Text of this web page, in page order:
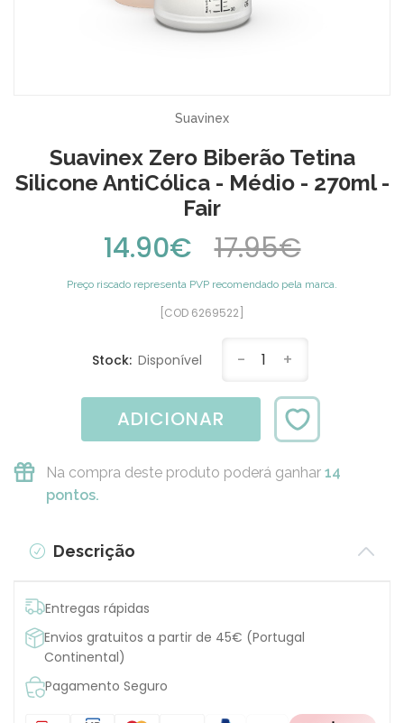
Suavinex
Suavinex Zero Biberão Tetina
Silicone AntiCólica - Médio - 270ml -
Fair
14.90€ 17.95€
Preço riscado representa PVP recomendado pela marca.
[COD 6269522]
Stock: Disponível - 1 +
ADICIONAR
Na compra deste produto poderá ganhar 14
pontos.
Descrição
Entregas rápidas
Envios gratuitos a partir de 45€ (Portugal
Continental)
Pagamento Seguro